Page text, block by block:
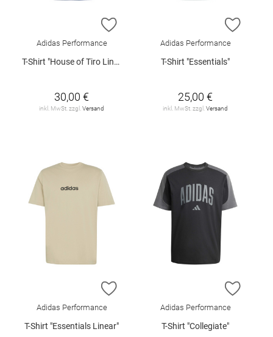
ZUR WUNSCHLISTE HINZUFÜGEN
Adidas Performance
T-Shirt "House of Tiro Linear"
30,00 €
inkl. MwSt. zzgl. Versand
ZUR
Adidas Performance
T-Shirt "Essentials"
25,00 €
inkl. MwSt. zzgl. Versand
ZUR WUNSCHLISTE HINZUFÜGEN
Adidas Performance
T-Shirt "Essentials Linear"
ZUR
Adidas Performance
T-Shirt "Collegiate"